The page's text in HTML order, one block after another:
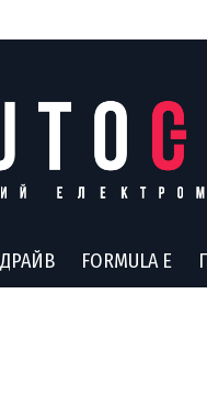
FORMULA E